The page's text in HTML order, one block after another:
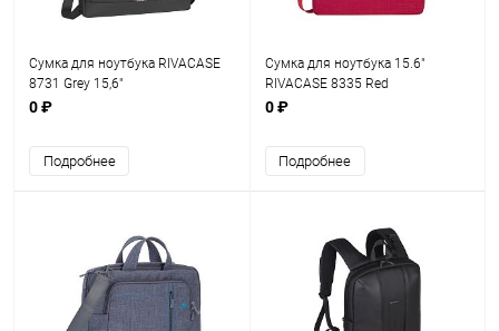
Сумка для ноутбука RIVACASE
8731 Grey 15,6"
0 ₽
Подробнее
Сумка для ноутбука 15.6"
RIVACASE 8335 Red
0 ₽
Подробнее